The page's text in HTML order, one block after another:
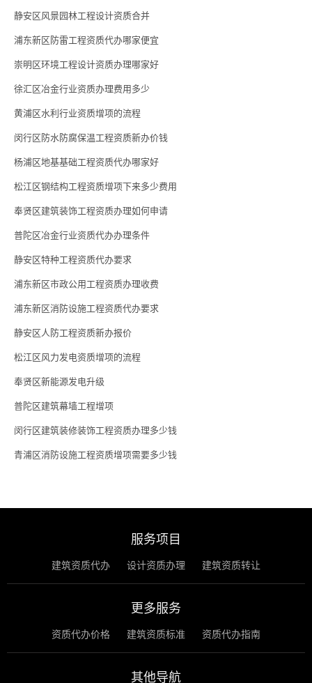
静安区风景园林工程设计资质合并
浦东新区防雷工程资质代办哪家便宜
崇明区环境工程设计资质办理哪家好
徐汇区冶金行业资质办理费用多少
黄浦区水利行业资质增项的流程
闵行区防水防腐保温工程资质新办价钱
杨浦区地基基础工程资质代办哪家好
松江区钢结构工程资质增项下来多少费用
奉贤区建筑装饰工程资质办理如何申请
普陀区冶金行业资质代办办理条件
静安区特种工程资质代办要求
浦东新区市政公用工程资质办理收费
浦东新区消防设施工程资质代办要求
静安区人防工程资质新办报价
松江区风力发电资质增项的流程
奉贤区新能源发电升级
普陀区建筑幕墙工程增项
闵行区建筑装修装饰工程资质办理多少钱
青浦区消防设施工程资质增项需要多少钱
服务项目
建筑资质代办 设计资质办理 建筑资质转让
更多服务
资质代办价格 建筑资质标准 资质代办指南
其他导航